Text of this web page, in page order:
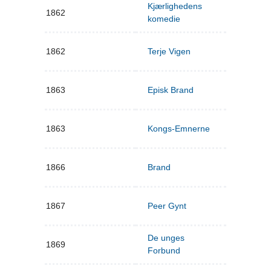
1862
Kjærlighedens
komedie
1862 Terje Vigen
1863 Episk Brand
1863 Kongs-Emnerne
1866 Brand
1867 Peer Gynt
1869
De unges
Forbund